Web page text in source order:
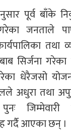
पूर्व बाँके
गरेका जनताले
तथा
सिर्जना
धेरैजसो
अधुरा तथा
जिम्मेवारी
गर्दै आएका छन् ।